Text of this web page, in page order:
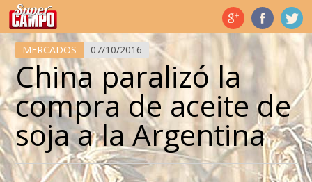
Temas de hoy
MERCADOS 07/10/2016
China paralizó la
compra de aceite de
soja a la Argentina